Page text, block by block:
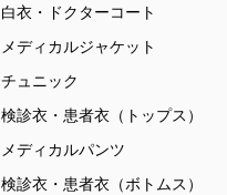
白衣・ドクターコート
メディカルジャケット
チュニック
検診衣・患者衣（トップス）
メディカルパンツ
検診衣・患者衣（ボトムス）